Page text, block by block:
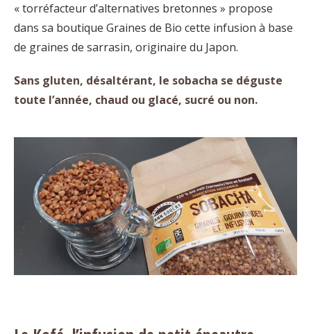
« torréfacteur d’alternatives bretonnes » propose
dans sa boutique Graines de Bio cette infusion à base
de graines de sarrasin, originaire du Japon.
Sans gluten, désaltérant, le sobacha se déguste
toute l’année, chaud ou glacé, sucré ou non.